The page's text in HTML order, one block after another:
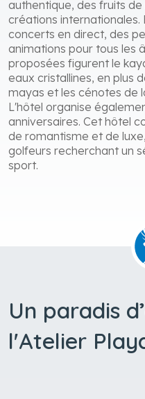
authentique, des fruits
créations internationales.
concerts en direct, des
animations pour tous les
proposées figurent le
eaux cristallines, en plus
mayas et les cénotes de
L'hôtel organise
anniversaires. Cet hôtel
de romantisme et de
golfeurs recherchant un
sport.
Un paradis
l'Atelier